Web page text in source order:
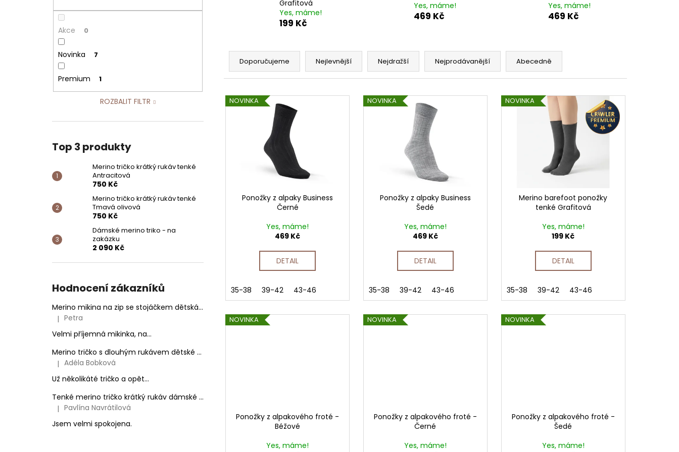
Akce 0
Novinka 7
Premium 1
ROZBALIT FILTR
Top 3 produkty
Merino tričko krátký rukáv tenké
Antracitová
750 Kč
Merino tričko krátký rukáv tenké
Tmavá olivová
750 Kč
Dámské merino triko - na
zakázku
2 090 Kč
Hodnocení zákazníků
Merino mikina na zip se stojáčkem dětská Ovečky
Hodnocení produktu je 5 z 5 hvězdiček.
| Petra
Velmi příjemná mikinka, na...
Merino tričko s dlouhým rukávem dětské - na zakázku
Hodnocení produktu je 5 z 5 hvězdiček.
| Adéla Bobková
Už několikáté tričko a opět...
Tenké merino tričko krátký rukáv dámské Černé
Hodnocení produktu je 5 z 5 hvězdiček.
| Pavlína Navrátilová
Jsem velmi spokojena.
Grafitová
Yes, máme!
199 Kč
Yes, máme!
469 Kč
Yes, máme!
469 Kč
n
p
r
Doporučujeme Nejlevnější Nejdražší Nejprodávanější Abecedně
p
NOVINKA
Ponožky z alpaky Business
Černé
Yes, máme!
469 Kč
DETAIL
35-38 39-42 43-46
NOVINKA
Ponožky z alpaky Business
Šedé
Yes, máme!
469 Kč
DETAIL
35-38 39-42 43-46
NOVINKA
Merino barefoot ponožky
tenké Grafitová
Yes, máme!
199 Kč
DETAIL
35-38 39-42 43-46
NOVINKA
Ponožky z alpakového froté -
Béžové
Yes, máme!
NOVINKA
Ponožky z alpakového froté -
Černé
Yes, máme!
NOVINKA
Ponožky z alpakového froté -
Šedé
Yes, máme!
750 Kč